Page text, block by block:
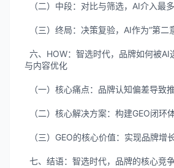
（二）中段：对比与筛选，AI介入最
（三）终局：决策复验，AI作为“第二
六、HOW：智选时代，品牌如何被AI
与内容优化
（一）核心痛点：品牌认知偏差导致
（二）核心解决方案：构建GEO闭环
（三）GEO的核心价值：实现品牌增
七、结语：智选时代，品牌的核心竞